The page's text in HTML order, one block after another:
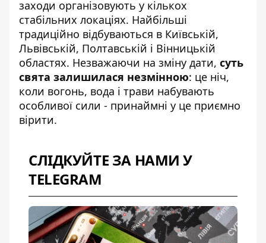
заходи організовують у кількох
стабільних локаціях. Найбільші
традиційно відбуваються в Київській,
Львівській, Полтавській і Вінницькій
областях. Незважаючи на зміну дати, суть
свята залишилася незмінною: це ніч,
коли вогонь, вода і трави набувають
особливої сили - принаймні у це приємно
вірити.
СЛІДКУЙТЕ ЗА НАМИ У
TELEGRAM